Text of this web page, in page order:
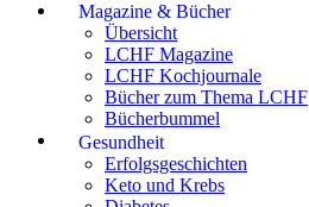
Magazine & Bücher
Übersicht
LCHF Magazine
LCHF Kochjournale
Bücher zum Thema LCHF
Bücherbummel
Gesundheit
Erfolgsgeschichten
Keto und Krebs